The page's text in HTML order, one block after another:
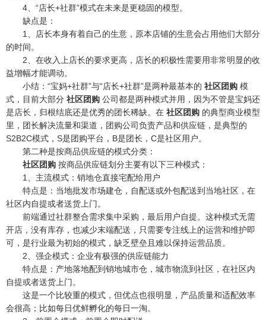
4、“店长+社群”模式在未来是更稳固的模型。
缺点是：
1、店长本身有着自己的生意，原本店铺的生意会占用他们大部分
的时间。
2、在收入上店长的要求更高，店长的积极性需要用非常明显的收
益增幅才能调动。
小结：“宝妈+社群”与“店长+社群”是两种最基本的 社区团购 模
式，目前大部分 社区团购 公司都是两种模式并用，因为不管是宝妈还
是店长，归根结底还是优秀的团长稀缺。在 社区团购 的典型商业模型
里，团长解决流量和渠道，团购公司负责产品和供应链，是典型的
S2B2C模式，S是团购平台，B是团长，C是社区用户。
第二种是按商品供应链的模式分类：
社区团购 按商品供应链划分主要有以下三种模式：
1、主流模式：销地仓直接宅配给用户
特点是：当地批发市场建仓，自配送或外包配送到当地社区，在
社区内自提或者送货上门。
前端通过社群整合需求集中采购，最后用户自提。这种模式无需
开店，没有库存，也减少末端配送，只需要专注线上的运营和维护即
可，是行业最为初始的模式，缺乏壁垒且难以保持运营品质。
2、强企模式：企业有极强的供应链能力
特点是：产地落地配到销地城市仓，城市物流到社区，在社区内
自提或者送货上门。
这是一个比较重的模式，但优点也很明显，产品质量和适配效率
会很高；比如每日优鲜孵化的每日一淘。